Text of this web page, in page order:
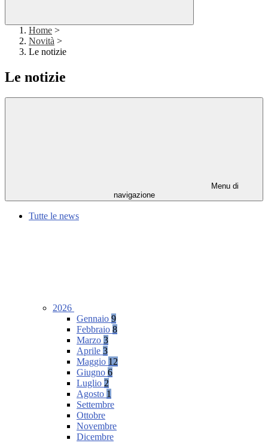
Home >
Novità >
Le notizie
Le notizie
Menu di
navigazione
Tutte le news
2026
Gennaio 9
Febbraio 8
Marzo 3
Aprile 3
Maggio 12
Giugno 6
Luglio 2
Agosto 1
Settembre
Ottobre
Novembre
Dicembre